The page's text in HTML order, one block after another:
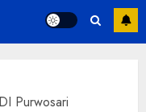
Purwosari